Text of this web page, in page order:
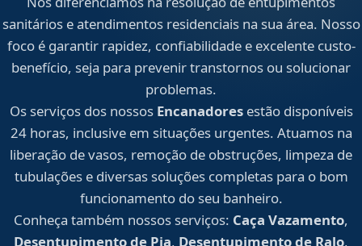
sanitários e atendimentos residenciais na sua área. Nosso
foco é garantir rapidez, confiabilidade e excelente custo-
benefício, seja para prevenir transtornos ou solucionar
problemas.
Os serviços dos nossos Encanadoresestão disponíveis
24 horas, inclusive em situações urgentes. Atuamos na
liberação de vasos, remoção de obstruções, limpeza de
tubulações e diversas soluções completas para o bom
funcionamento do seu banheiro.
Conheça também nossos serviços: Caça Vazamento,
Desentupimento de Pia, Desentupimento de Ralo,